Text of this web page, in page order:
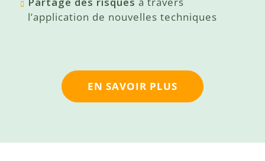
l’application de nouvelles techniques
EN SAVOIR PLUS